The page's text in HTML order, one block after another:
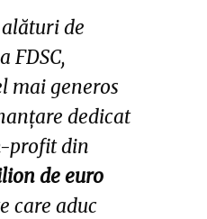
de
FDSC,
mai generos
dedicat
profitdin
de euro
care aduc